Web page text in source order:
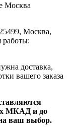
Москва
Москва,
работы:
доставка,
вашего заказа
МКАД и до
ваш выбор.